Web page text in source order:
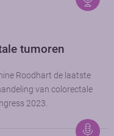
tumoren
Roodhart de laatste
van colorectale
2023.